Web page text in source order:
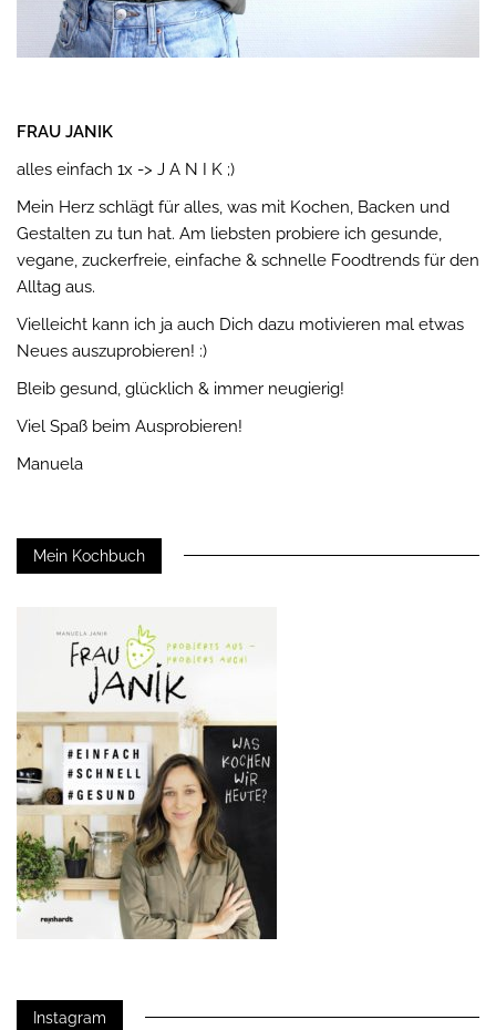
FRAU JANIK
alles einfach 1x -> J A N I K ;)
Mein Herz schlägt für alles, was mit Kochen, Backen und
Gestalten zu tun hat. Am liebsten probiere ich gesunde,
vegane, zuckerfreie, einfache & schnelle Foodtrends für den
Alltag aus.
Vielleicht kann ich ja auch Dich dazu motivieren mal etwas
Neues auszuprobieren! :)
Bleib gesund, glücklich & immer neugierig!
Viel Spaß beim Ausprobieren!
Manuela
Mein Kochbuch
Instagram